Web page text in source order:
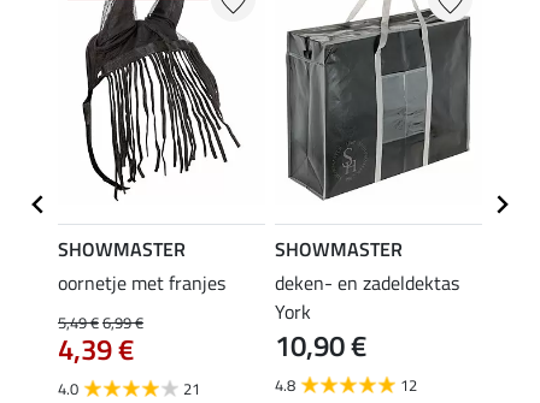
SHOWMASTER
oornetje met franjes
5,49 €6,99 €
4,39 €
4.0 21
SHOWMASTER
deken- en zadeldektas
York
10,90 €
4.8 12